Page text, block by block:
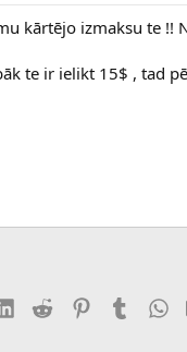
kārtējo izmaksu te !!
te ir ielikt 15$ , tad
LinkedIn
Reddit PinterestTumblr